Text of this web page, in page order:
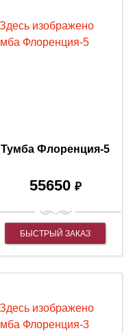
Тумба Флоренция-5
55650 ₽
БЫСТРЫЙ ЗАКАЗ